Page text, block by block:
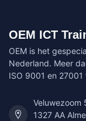
OEM ICT
OEM is het
Nederland. Meer
ISO 9001 en
Veluwezoom
1327 AA